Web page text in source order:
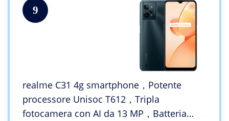
9
realme C31 4g smartphone，Potente
processore Unisoc T612，Tripla
fotocamera con AI da 13 MP，Batteria